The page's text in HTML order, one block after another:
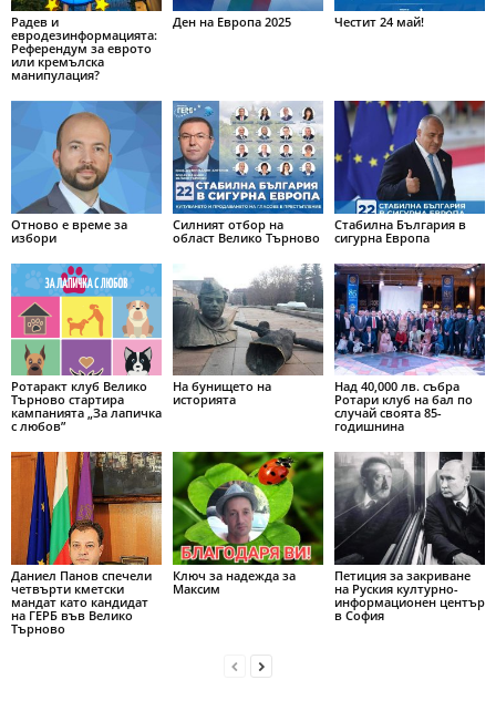
Радев и
евродезинформацията:
Референдум за еврото
или кремълска
манипулация?
Ден на Европа 2025 Честит 24 май!
Отново е време за
избори
Силният отбор на
област Велико Търново
Стабилна България в
сигурна Европа
Ротаракт клуб Велико
Търново стартира
кампанията „За лапичка
с любов”
На бунището на
историята
Над 40,000 лв. събра
Ротари клуб на бал по
случай своята 85-
годишнина
Даниел Панов спечели
четвърти кметски
мандат като кандидат
на ГЕРБ във Велико
Търново
Ключ за надежда за
Максим
Петиция за закриване
на Руския културно-
информационен център
в София